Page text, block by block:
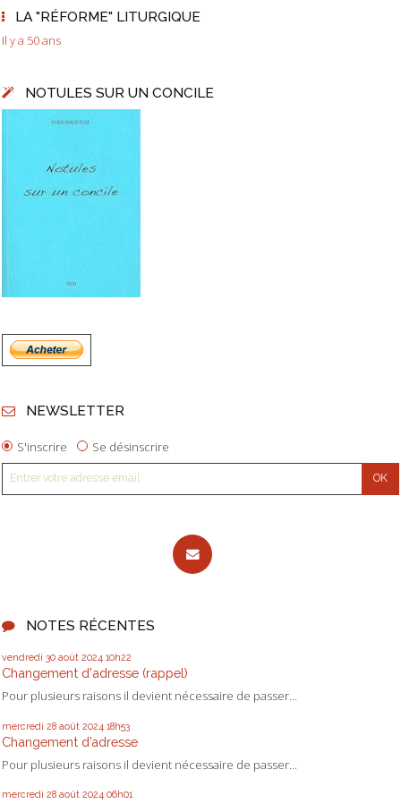
LA "RÉFORME" LITURGIQUE
Il y a 50 ans
NOTULES SUR UN CONCILE
NEWSLETTER
S'inscrire Se désinscrire
NOTES RÉCENTES
vendredi 30 août 2024 10h22
Changement d'adresse (rappel)
Pour plusieurs raisons il devient nécessaire de passer...
mercredi 28 août 2024 18h53
Changement d’adresse
Pour plusieurs raisons il devient nécessaire de passer...
mercredi 28 août 2024 06h01